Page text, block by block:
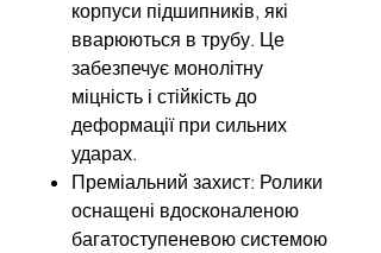
корпуси підшипників, які
вварюються в трубу. Це
забезпечує монолітну
міцність і стійкість до
деформації при сильних
ударах.
Преміальний захист: Ролики
оснащені вдосконаленою
багатоступеневою системою